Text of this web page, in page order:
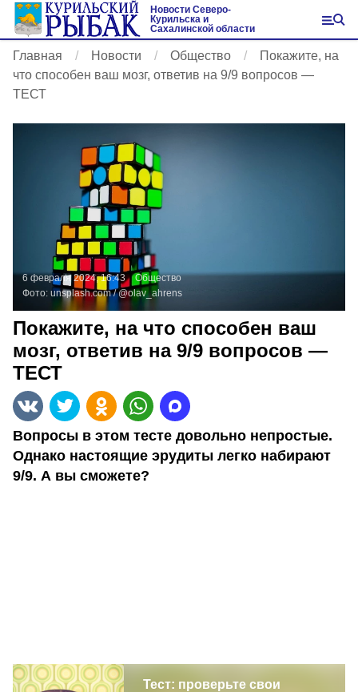
Новости Северо-
Курильска и
Сахалинской области
Главная Новости Общество
Покажите, на
что способен ваш мозг, ответив на 9/9 вопросов —
ТЕСТ
6 февраля 2024, 16:43
Общество
Фото: unsplash.com/ @olav_ahrens
Покажите, на что способен ваш
мозг, ответив на 9/9 вопросов —
ТЕСТ
Вопросы в этом тесте довольно непростые.
Однако настоящие эрудиты легко набирают
9/9. А вы сможете?
Тест: проверьте свои